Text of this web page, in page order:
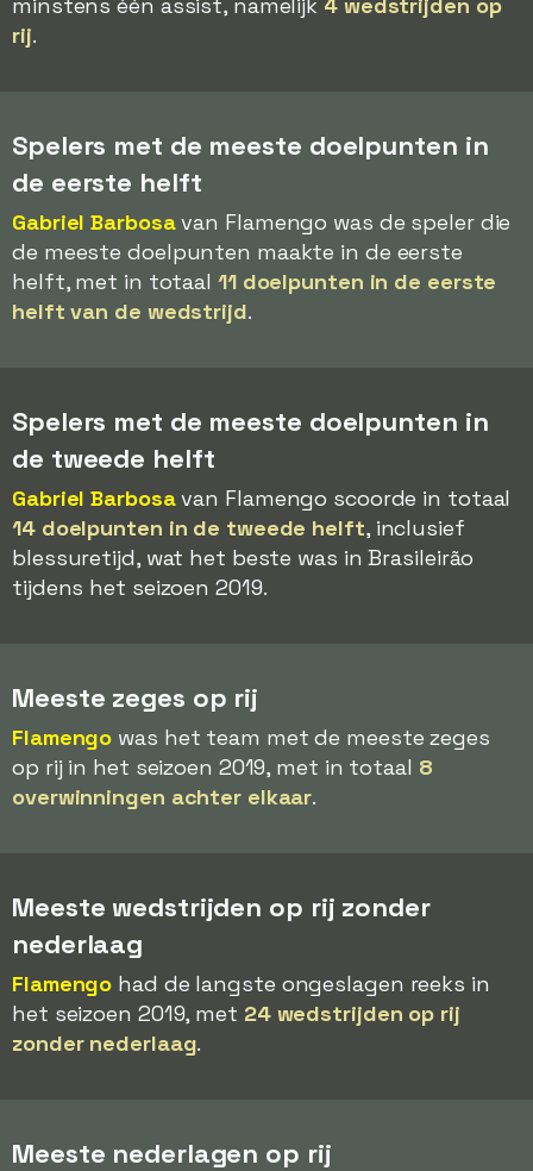
rij.
Spelers met de meeste doelpunten in
de eerste helft
Gabriel Barbosavan Flamengo was de speler die
de meeste doelpunten maakte in de eerste
helft, met in totaal 11 doelpunten in de eerste
helft van de wedstrijd.
Spelers met de meeste doelpunten in
de tweede helft
Gabriel Barbosavan Flamengo scoorde in totaal
14 doelpunten in de tweede helft, inclusief
blessuretijd, wat het beste was in Brasileirão
tijdens het seizoen 2019.
Meeste zeges op rij
Flamengo was het team met de meeste zeges
op rij in het seizoen 2019, met in totaal 8
overwinningen achter elkaar.
Meeste wedstrijden op rij zonder
nederlaag
Flamengo had de langste ongeslagen reeks in
het seizoen 2019, met 24 wedstrijden op rij
zonder nederlaag.
Meeste nederlagen op rij